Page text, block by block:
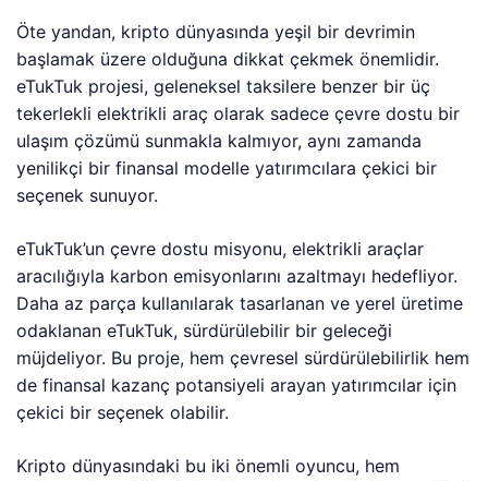
Öte yandan, kripto dünyasında yeşil bir devrimin
başlamak üzere olduğuna dikkat çekmek önemlidir.
eTukTuk projesi, geleneksel taksilere benzer bir üç
tekerlekli elektrikli araç olarak sadece çevre dostu bir
ulaşım çözümü sunmakla kalmıyor, aynı zamanda
yenilikçi bir finansal modelle yatırımcılara çekici bir
seçenek sunuyor.
eTukTuk’un çevre dostu misyonu, elektrikli araçlar
aracılığıyla karbon emisyonlarını azaltmayı hedefliyor.
Daha az parça kullanılarak tasarlanan ve yerel üretime
odaklanan eTukTuk, sürdürülebilir bir geleceği
müjdeliyor. Bu proje, hem çevresel sürdürülebilirlik hem
de finansal kazanç potansiyeli arayan yatırımcılar için
çekici bir seçenek olabilir.
Kripto dünyasındaki bu iki önemli oyuncu, hem